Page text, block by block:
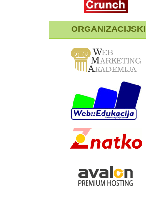
ORGANIZACIJSKI